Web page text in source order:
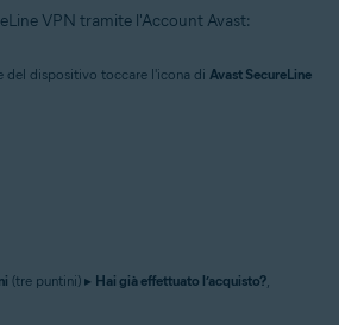
VPN tramite l'Account Avast:
del dispositivo toccare l'icona di Avast SecureLine
(tre puntini) ▸ Hai già effettuato l’acquisto?,